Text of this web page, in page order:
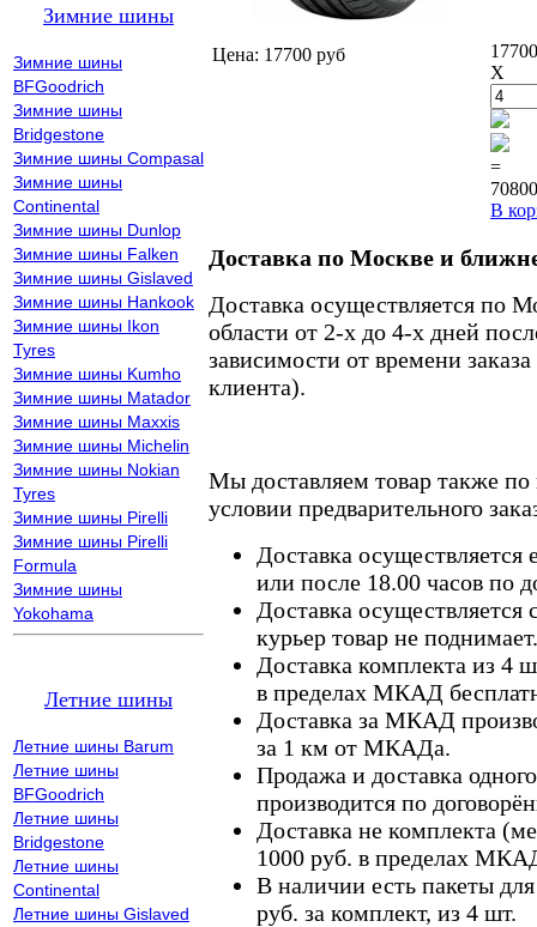
Зимние шины
Зимние шины
BFGoodrich
Зимние шины
Bridgestone
Зимние шины Compasal
Зимние шины
Continental
Зимние шины Dunlop
Зимние шины Falken
Зимние шины Gislaved
Зимние шины Hankook
Зимние шины Ikon
Tyres
Зимние шины Kumho
Зимние шины Matador
Зимние шины Maxxis
Зимние шины Michelin
Зимние шины Nokian
Tyres
Зимние шины Pirelli
Зимние шины Pirelli
Formula
Зимние шины
Yokohama
Летние шины
Летние шины Barum
Летние шины
BFGoodrich
Летние шины
Bridgestone
Летние шины
Continental
Летние шины Gislaved
Цена: 17700 руб
X
=
В
Доставка по Москве и
Доставка осуществляется по
области от 2-х до 4-х дней
зависимости от времени
клиента).
Мы доставляем товар также
условии предварительного
Доставка осуществляется
или после 18.00 часов по
Доставка осуществляется
курьер товар не поднимает.
Доставка комплекта из 4
в пределах МКАД
Доставка за МКАД
за 1 км от МКАДа.
Продажа и доставка
производится по
Доставка не комплекта
1000 руб. в пределах
В наличии есть пакеты
руб. за комплект, из 4 шт.